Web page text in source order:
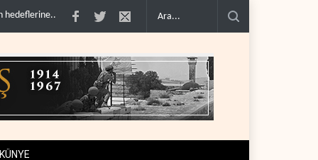
erdir.. İran: ABD’nin kara saldırısı planını başarısızlı..
KÜNYE